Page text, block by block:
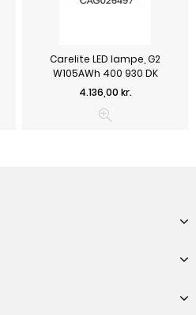
Carelite LED lampe, G2
W105AWh 400 930 DK
Pris
4.136,00 kr.